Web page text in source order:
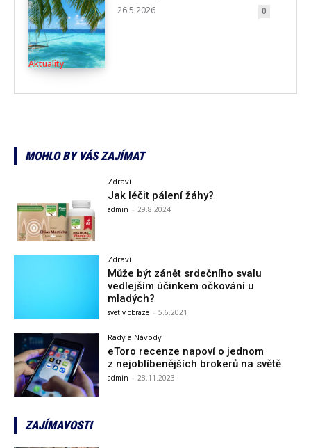
Aktuality
26.5.2026 0
MOHLO BY VÁS ZAJÍMAT
Zdraví
Jak léčit pálení žáhy?
admin - 29.8.2024
Zdraví
Může být zánět srdečního svalu
vedlejším účinkem očkování u
mladých?
svet v obraze - 5.6.2021
Rady a Návody
eToro recenze napoví o jednom
z nejoblíbenějších brokerů na světě
admin - 28.11.2023
ZAJÍMAVOSTI